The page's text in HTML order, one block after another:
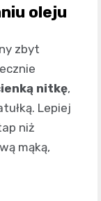
oleju
zbyt
nitkę,
Lepiej
niż
mąką,